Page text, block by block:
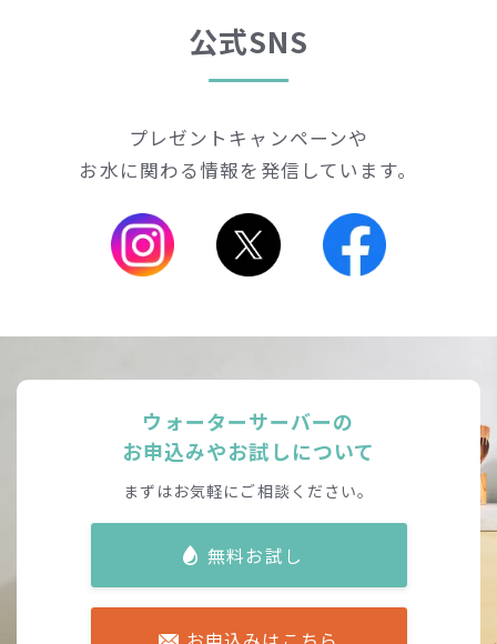
公式SNS
プレゼントキャンペーンや
お水に関わる情報を発信しています。
ウォーターサーバーの
お申込みやお試しについて
まずはお気軽にご相談ください。
無料お試し